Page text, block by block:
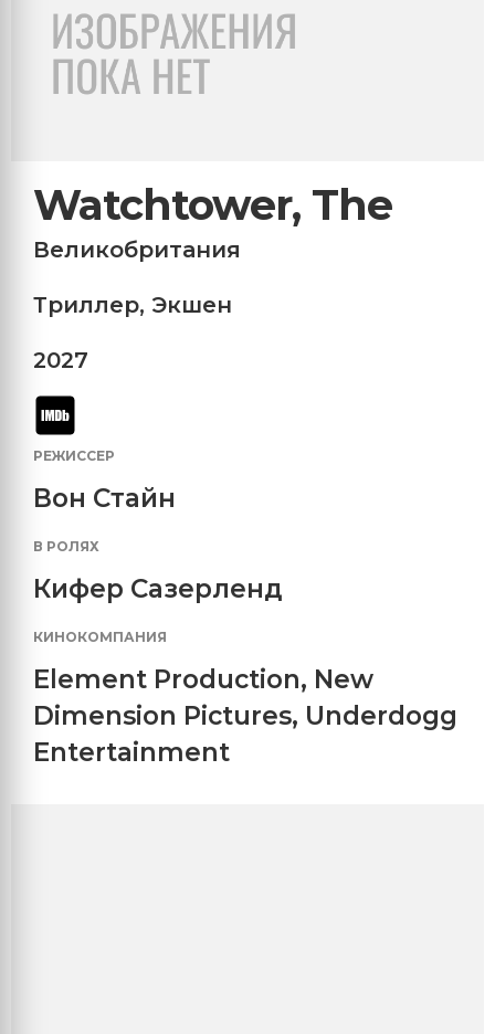
Watchtower, The
Великобритания
Триллер, Экшен
2027
РЕЖИССЕР
Вон Стайн
В РОЛЯХ
Кифер Сазерленд
КИНОКОМПАНИЯ
Element Production, New
Dimension Pictures, Underdogg
Entertainment